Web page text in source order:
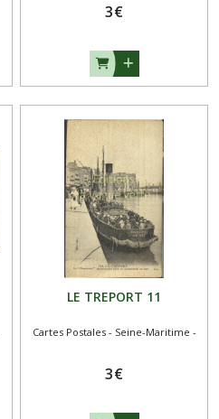
3€
LE TREPORT 11
Cartes Postales - Seine-Maritime -
3€